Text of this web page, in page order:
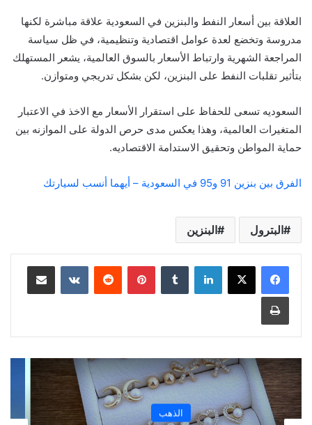
العلاقة بين أسعار النفط والبنزين في السعودية علاقة مباشرة لكنها
مدروسة وتخضع لعدة عوامل اقتصادية وتنظيمية، في ظل سياسة
المراجعة الشهرية وارتباط الأسعار بالسوق العالمية، يشعر المستهلك
بتأثير تقلبات النفط على البنزين، لكن بشكل تدريجي ومتوازن.
السعوديه تسعى للحفاظ على استقرار الأسعار مع الاخذ في الاعتبار
المتغيرات العالمية، وهذا يعكس مدى حرص الدولة على الموازنه بين
حماية المواطن وتحقيق الاستدامة الاقتصاديه.
الفرق بين بنزين 91 و95 في السعودية – أيهما أنسب لسيارتك
البترول البنزين
لينكدإن بينتيريست مشاركة عبر البريد
طباعة
الذهب